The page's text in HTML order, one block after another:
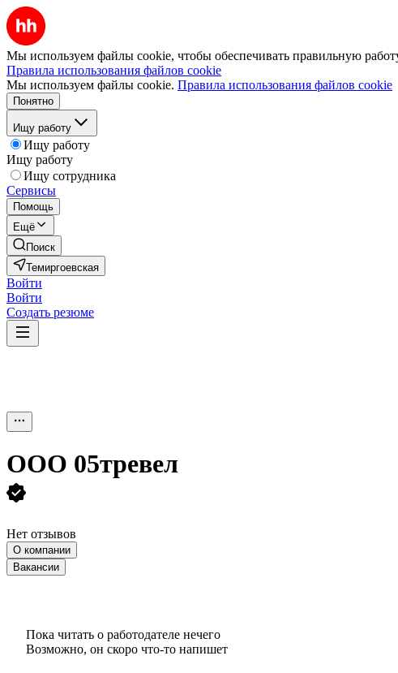
Мы используем файлы cookie, чтобы обеспечивать правильную
Правила использования файлов cookie
Мы используем файлы cookie. Правила использования файлов cookie
Понятно
Ищу работу
Ищу работу
Ищу работу
Ищу сотрудника
Сервисы
Помощь
Ещё
Поиск
Темиргоевская
Войти
Войти
Создать резюме
ООО 05тревел
Нет отзывов
О компании
Вакансии
Пока читать о работодателе нечего
Возможно, он скоро что‑то напишет